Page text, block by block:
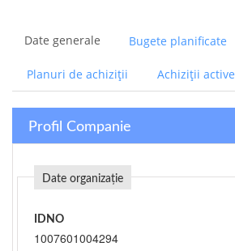
Date generale Bugete planificate
Planuri de achiziții Achiziții active
Profil Companie
Date organizație
IDNO
1007601004294